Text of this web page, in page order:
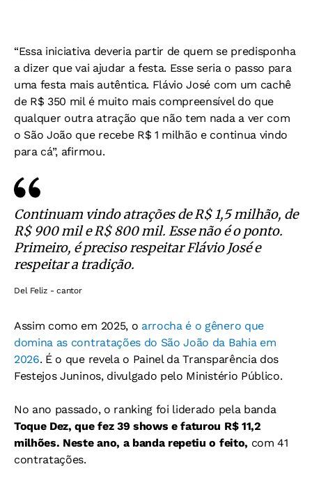
“Essa iniciativa deveria partir de quem se predisponha
a dizer que vai ajudar a festa. Esse seria o passo para
uma festa mais autêntica. Flávio José com um cachê
de R$ 350 mil é muito mais compreensível do que
qualquer outra atração que não tem nada a ver com
o São João que recebe R$ 1 milhão e continua vindo
para cá”, afirmou.
Continuam vindo atrações de R$ 1,5 milhão, de
R$ 900 mil e R$ 800 mil. Esse não é o ponto.
Primeiro, é preciso respeitar Flávio José e
respeitar a tradição.
Del Feliz - cantor
Assim como em 2025, o arrocha é o gênero que
domina as contratações do São João da Bahia em
2026. É o que revela o Painel da Transparência dos
Festejos Juninos, divulgado pelo Ministério Público.
No ano passado, o ranking foi liderado pela banda
Toque Dez, que fez 39 shows e faturou R$ 11,2
milhões. Neste ano, a banda repetiu o feito, com 41
contratações.